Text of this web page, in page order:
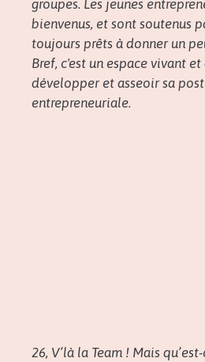
groupes. Les jeunes
bienvenus, et sont soutenus
toujours prêts à donner un
Bref, c'est un espace vivant
développer et asseoir sa
entrepreneuriale.
26, V’là la Team ! Mais